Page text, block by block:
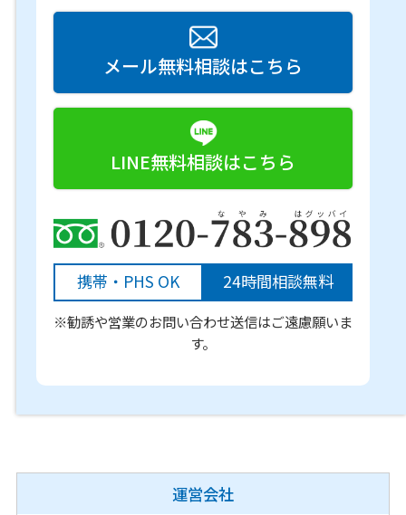
メール無料相談はこちら
LINE無料相談はこちら
携帯・PHS OK 24時間相談無料
※勧誘や営業のお問い合わせ送信はご遠慮願いま
す。
運営会社